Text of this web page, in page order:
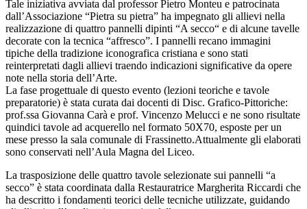
Tale iniziativa avviata dal professor Pietro Monteu e patrocinata
dall’Associazione “Pietra su pietra” ha impegnato gli allievi nella
realizzazione di quattro pannelli dipinti “A secco“ e di alcune tavelle
decorate con la tecnica “affresco”. I pannelli recano immagini
tipiche della tradizione iconografica cristiana e sono stati
reinterpretati dagli allievi traendo indicazioni significative da opere
note nella storia dell’Arte.
La fase progettuale di questo evento (lezioni teoriche e tavole
preparatorie) è stata curata dai docenti di Disc. Grafico-Pittoriche:
prof.ssa Giovanna Carà e prof. Vincenzo Melucci e ne sono risultate
quindici tavole ad acquerello nel formato 50X70, esposte per un
mese presso la sala comunale di Frassinetto.Attualmente gli elaborati
sono conservati nell’Aula Magna del Liceo.
La trasposizione delle quattro tavole selezionate sui pannelli “a
secco” è stata coordinata dalla Restauratrice Margherita Riccardi che
ha descritto i fondamenti teorici delle tecniche utilizzate, guidando